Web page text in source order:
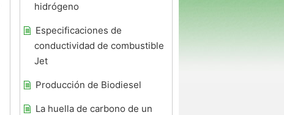
hidrógeno
Especificaciones de
conductividad de combustible
Jet
Producción de Biodiesel
La huella de carbono de un